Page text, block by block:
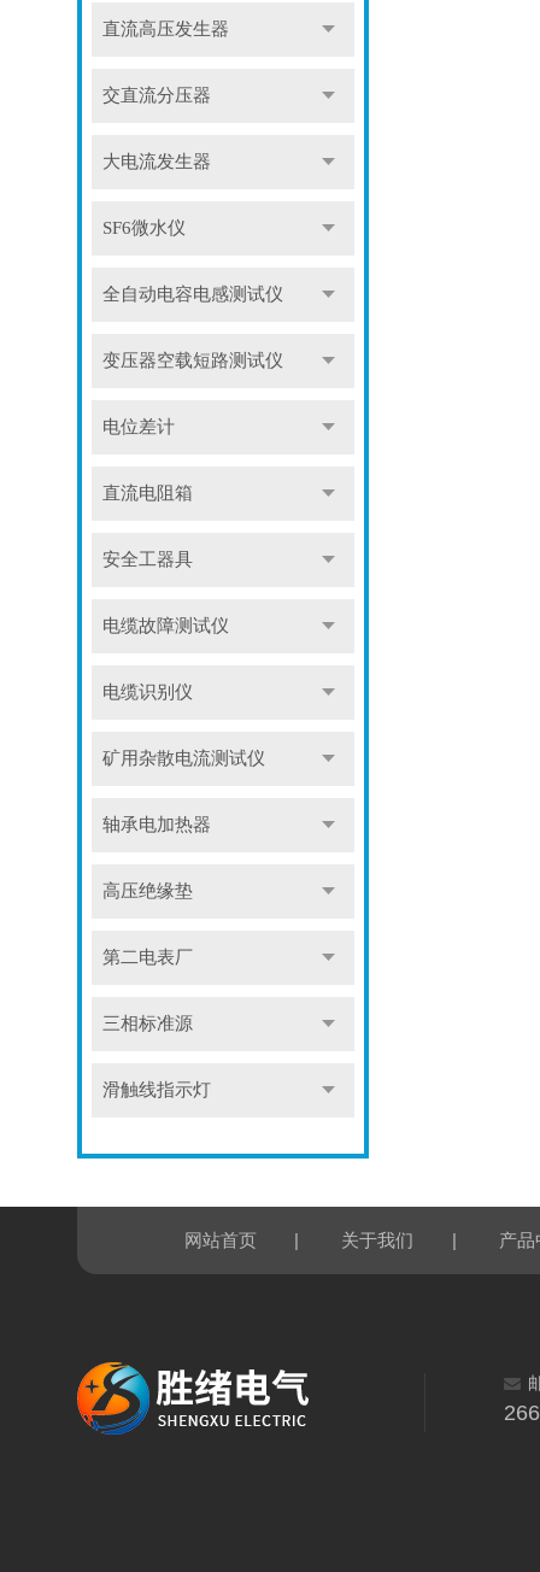
直流高压发生器
交直流分压器
大电流发生器
SF6微水仪
全自动电容电感测试仪
变压器空载短路测试仪
电位差计
直流电阻箱
安全工器具
电缆故障测试仪
电缆识别仪
矿用杂散电流测试仪
轴承电加热器
高压绝缘垫
第二电表厂
三相标准源
滑触线指示灯
网站首页 | 关于我们 | 产品